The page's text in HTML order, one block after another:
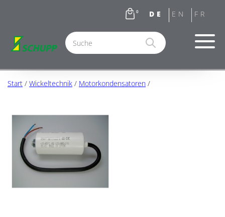
0
Start / Wickeltechnik / Motorkondensatoren /
Test